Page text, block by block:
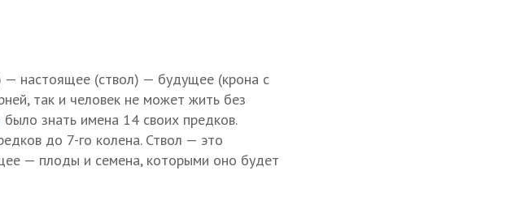
настоящее (ствол) — будущее (крона с
так и человек не может жить без
было знать имена 14 своих предков.
до 7-го колена. Ствол — это
— плоды и семена, которыми оно будет